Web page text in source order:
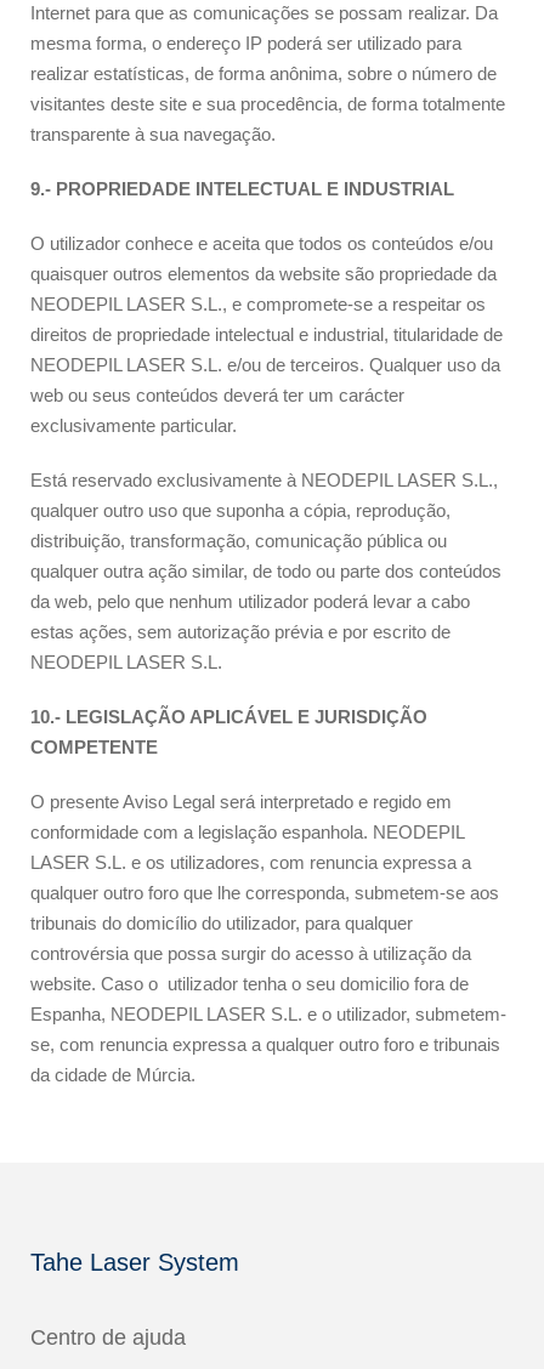
Internet para que as comunicações se possam realizar. Da
mesma forma, o endereço IP poderá ser utilizado para
realizar estatísticas, de forma anônima, sobre o número de
visitantes deste site e sua procedência, de forma totalmente
transparente à sua navegação.
9.- PROPRIEDADE INTELECTUAL E INDUSTRIAL
O utilizador conhece e aceita que todos os conteúdos e/ou
quaisquer outros elementos da website são propriedade da
NEODEPIL LASER S.L., e compromete-se a respeitar os
direitos de propriedade intelectual e industrial, titularidade de
NEODEPIL LASER S.L. e/ou de terceiros. Qualquer uso da
web ou seus conteúdos deverá ter um carácter
exclusivamente particular.
Está reservado exclusivamente à NEODEPIL LASER S.L.,
qualquer outro uso que suponha a cópia, reprodução,
distribuição, transformação, comunicação pública ou
qualquer outra ação similar, de todo ou parte dos conteúdos
da web, pelo que nenhum utilizador poderá levar a cabo
estas ações, sem autorização prévia e por escrito de
NEODEPIL LASER S.L.
10.- LEGISLAÇÃO APLICÁVEL E JURISDIÇÃO
COMPETENTE
O presente Aviso Legal será interpretado e regido em
conformidade com a legislação espanhola. NEODEPIL
LASER S.L. e os utilizadores, com renuncia expressa a
qualquer outro foro que lhe corresponda, submetem-se aos
tribunais do domicílio do utilizador, para qualquer
controvérsia que possa surgir do acesso à utilização da
website. Caso o utilizador tenha o seu domicilio fora de
Espanha, NEODEPIL LASER S.L. e o utilizador, submetem-
se, com renuncia expressa a qualquer outro foro e tribunais
da cidade de Múrcia.
Tahe Laser System
Centro de ajuda